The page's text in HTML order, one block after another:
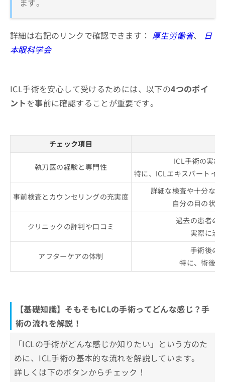
ます。
詳細は右記のリンクで確認できます： 厚生労働省、
日
本眼科学会
ICL手術を安心して受けるためには、以下の4つのポイ
ントを事前に確認することが重要です。
チェック項目
執刀医の経験と専門性
ICL手術の実績
特に、ICLエキスパートイ
事前検査とカウンセリングの充実度
詳細な検査や十分な
自分の目の状
クリニックの評判や口コミ
過去の患者の
実際に治
アフターケアの体制
手術後の
特に、術後
【基礎知識】そもそもICLの手術ってどんな感じ？手
術の流れを解説！
「ICLの手術がどんな感じか知りたい」という方のた
めに、ICL手術の基本的な流れを解説しています。
詳しくは下のボタンからチェック！